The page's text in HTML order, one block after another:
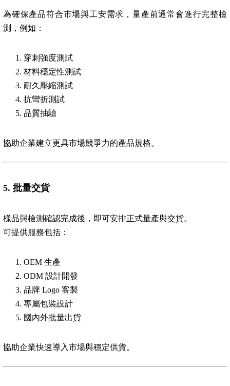
為確保產品符合市場與工安需求，量產前通常會進行完整檢
測，例如：
穿刺強度測試
材料穩定性測試
耐久壓縮測試
抗彎折測試
品質抽驗
協助企業建立更具市場競爭力的產品規格。
5. 批量交貨
樣品與檢測確認完成後，即可安排正式量產與交貨。
可提供服務包括：
OEM 生產
ODM 設計開發
品牌 Logo 客製
專屬包裝設計
國內外批量出貨
協助企業快速導入市場與穩定供貨。